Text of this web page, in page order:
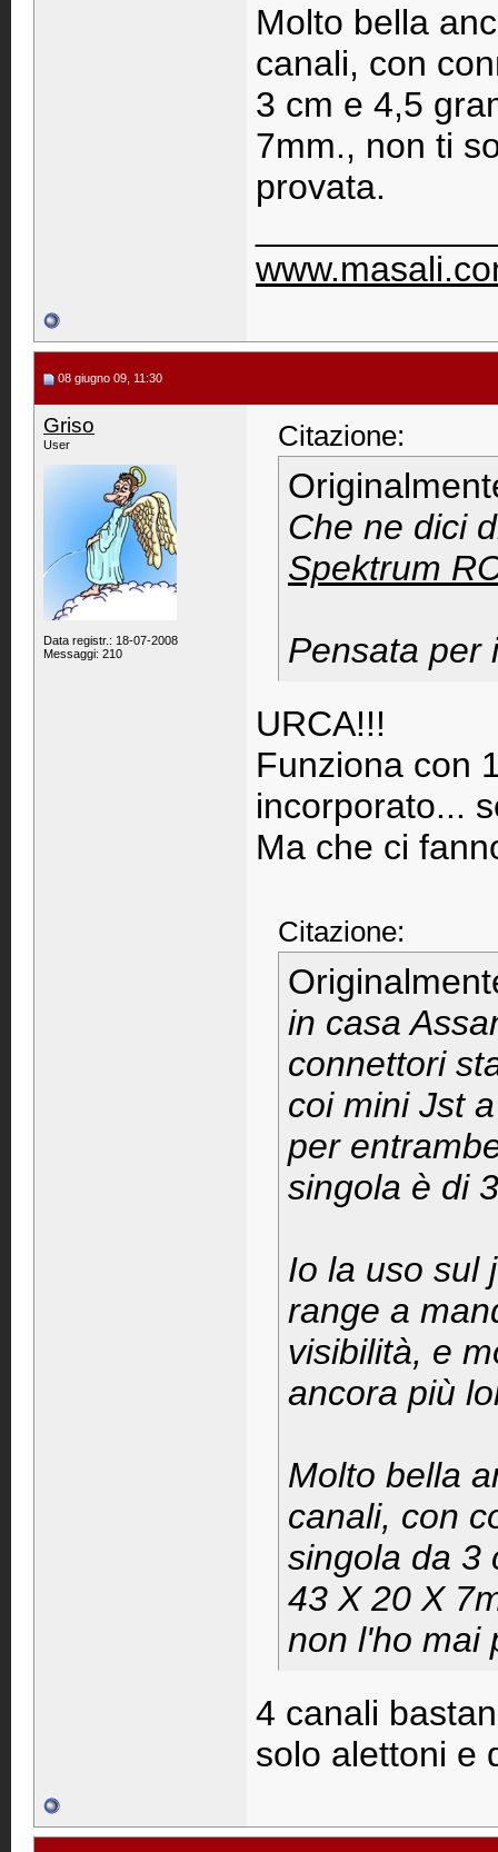
Molto bella
canali, con
3 cm e 4,5
7mm., non ti
provata.
08 giugno 09, 11:30
Griso
User
Data registr.: 18-07-2008
Messaggi: 210
Citazione:
Che ne dici
Spektrum
Pensata per
URCA!!!
Funziona con
incorporato...
Ma che ci
Citazione:
in casa
connettori
coi mini Jst
per
singola è di
Io la uso sul
range a
visibilità, e
ancora più
Molto bella
canali, con
singola da 3
43 X 20 X
non l'ho mai
4 canali
solo alettoni e